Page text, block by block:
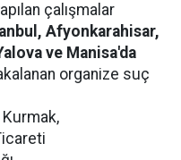
çalışmalar
Afyonkarahisar,
ve Manisa'da
organize suç